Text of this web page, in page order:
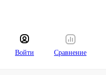
Войти Сравнение